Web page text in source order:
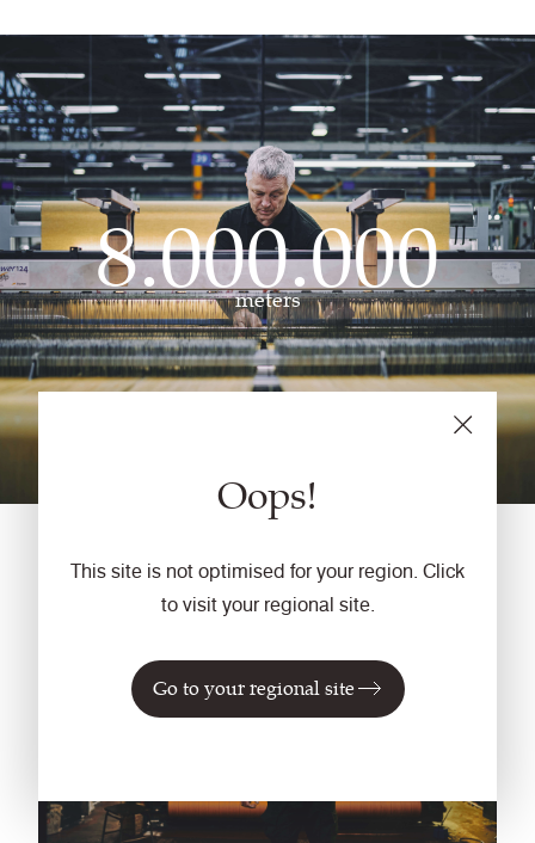
Oops!
This site is not optimised for your region. Click
to visit your regional site.
Go to your regional site
8.000.000
meters